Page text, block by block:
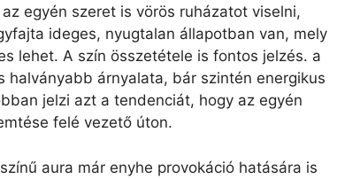
egyén szeret is vörös ruházatot viselni,
ideges, nyugtalan állapotban van, mely
lehet. A szín összetétele is fontos jelzés. a
halványabb árnyalata, bár szintén energikus
jelzi azt a tendenciát, hogy az egyén
felé vezető úton.
aura már enyhe provokáció hatására is